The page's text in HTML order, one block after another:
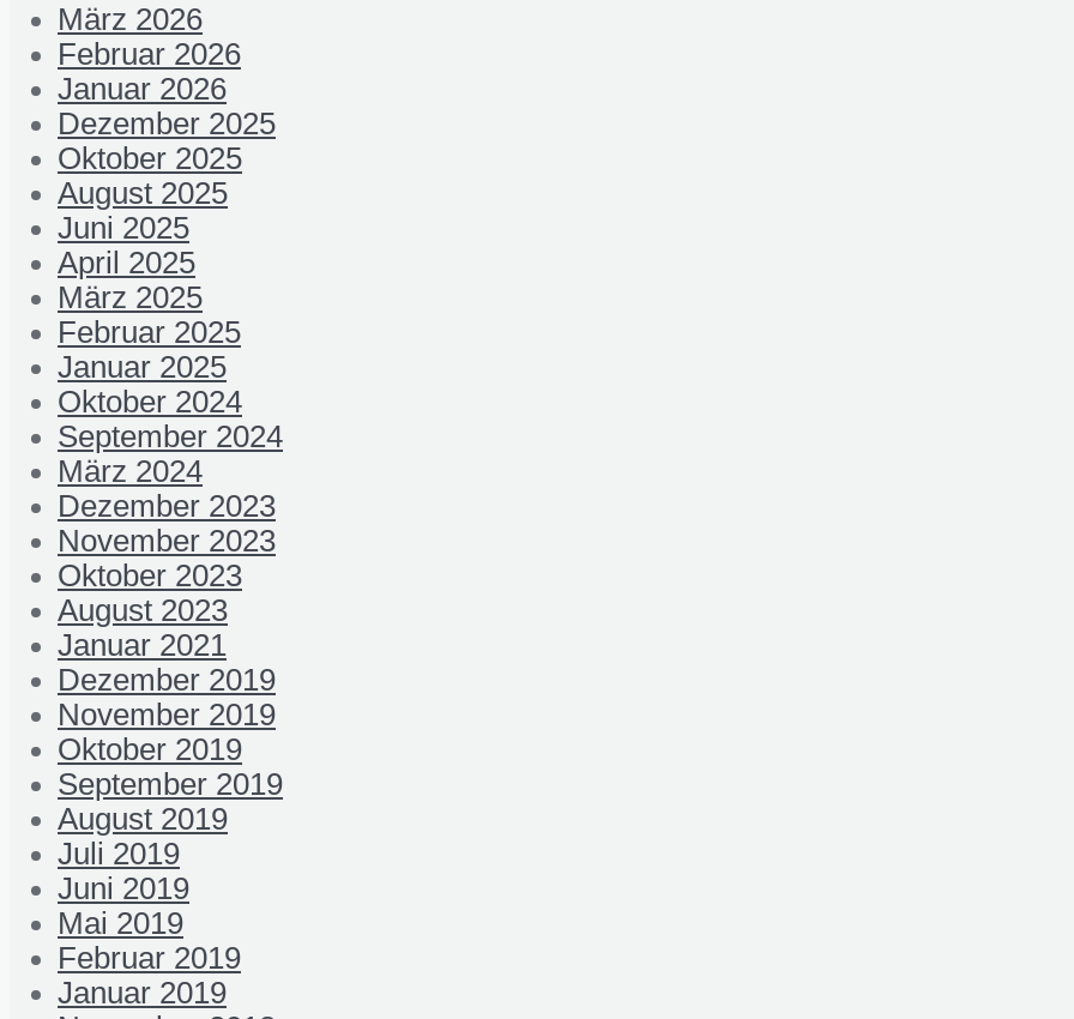
März 2026
Februar 2026
Januar 2026
Dezember 2025
Oktober 2025
August 2025
Juni 2025
April 2025
März 2025
Februar 2025
Januar 2025
Oktober 2024
September 2024
März 2024
Dezember 2023
November 2023
Oktober 2023
August 2023
Januar 2021
Dezember 2019
November 2019
Oktober 2019
September 2019
August 2019
Juli 2019
Juni 2019
Mai 2019
Februar 2019
Januar 2019